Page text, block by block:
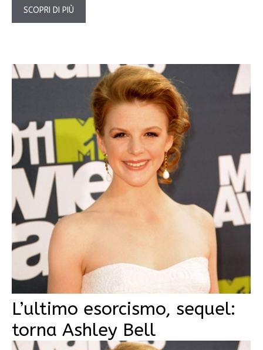
SCOPRI DI PIÙ
L’ultimo esorcismo, sequel:
torna Ashley Bell